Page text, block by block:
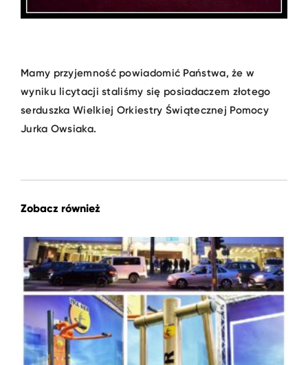
Mamy przyjemność powiadomić Państwa, że w
wyniku licytacji staliśmy się posiadaczem złotego
serduszka Wielkiej Orkiestry Świątecznej Pomocy
Jurka Owsiaka.
Zobacz również